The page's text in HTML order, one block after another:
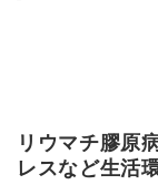
リウマチ膠原
レスなど生活